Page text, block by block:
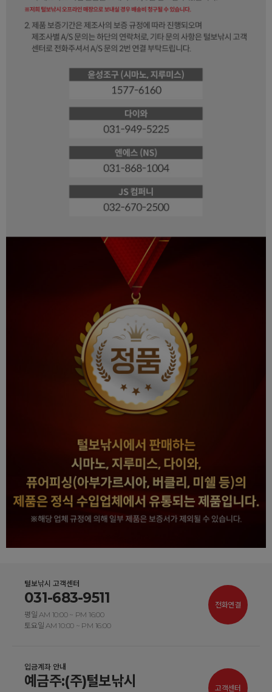
털보낚시 고객센터
031-683-9511
평일 AM 10:00 ~ PM 16:00
토요일 AM 10:00 ~ PM 16:00
전화연결
입금계좌 안내
예금주:(주)털보낚시 고객센터